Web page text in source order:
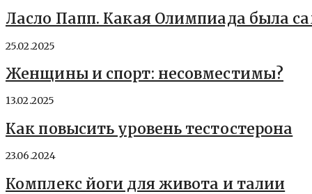
Ласло Папп. Какая Олимпиада была
25.02.2025
Женщины и спорт: несовместимы?
13.02.2025
Как повысить уровень тестостерона
23.06.2024
Комплекс йоги для живота и талии